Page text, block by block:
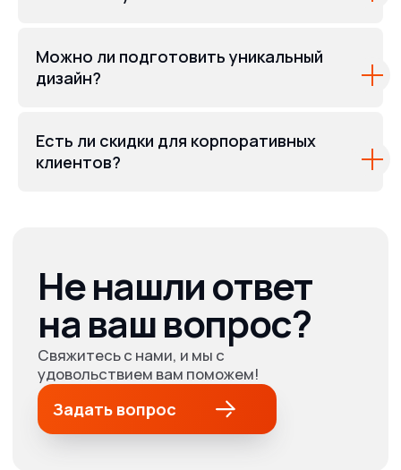
Можно ли подготовить уникальный
дизайн?
Есть ли скидки для корпоративных
клиентов?